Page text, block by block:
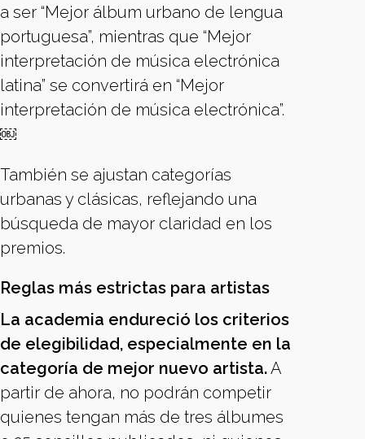
a ser “Mejor álbum urbano de lengua
portuguesa”, mientras que “Mejor
interpretación de música electrónica
latina” se convertirá en “Mejor
interpretación de música electrónica”.
￼
También se ajustan categorías
urbanas y clásicas, reflejando una
búsqueda de mayor claridad en los
premios.
Reglas más estrictas para artistas
La academia endureció los criterios
de elegibilidad, especialmente en la
categoría de mejor nuevo artista.A
partir de ahora, no podrán competir
quienes tengan más de tres álbumes